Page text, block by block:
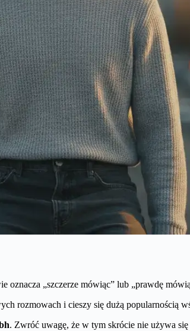
„szczerze mówiąc” lub „prawdę
rozmowach i cieszy się dużą popularnością
. Zwróć uwagę, że w tym skrócie nie używa